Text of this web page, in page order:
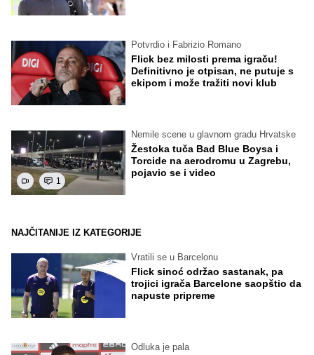
Potvrdio i Fabrizio Romano
Flick bez milosti prema igraču!
Definitivno je otpisan, ne putuje s
ekipom i može tražiti novi klub
1
Nemile scene u glavnom gradu Hrvatske
Žestoka tuča Bad Blue Boysa i
Torcide na aerodromu u Zagrebu,
pojavio se i video
NAJČITANIJE IZ KATEGORIJE
Vratili se u Barcelonu
Flick sinoć održao sastanak, pa
trojici igrača Barcelone saopštio da
napuste pripreme
Odluka je pala